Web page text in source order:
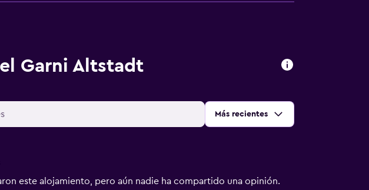
Garni Altstadt
Ordenar por:
Más recientes
este alojamiento, pero aún nadie ha compartido una opinión.